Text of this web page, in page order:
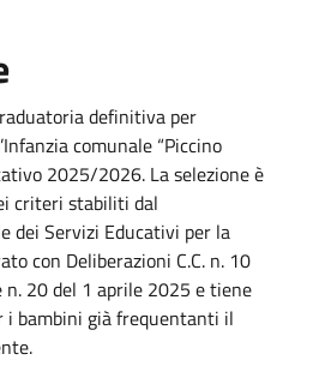
definitiva per
comunale “Piccino
2025/2026. La selezione è
criteri stabiliti dal
dei Servizi Educativi per la
con Deliberazioni C.C. n. 10
20 del 1 aprile 2025 e tiene
i bambini già frequentanti il